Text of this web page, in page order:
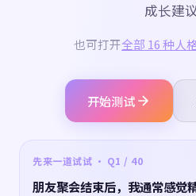
成长建议
也可打开全部 16 种人
开始测试
先来一道试试 · Q1 / 40
朋友聚会结束后，我通常感觉